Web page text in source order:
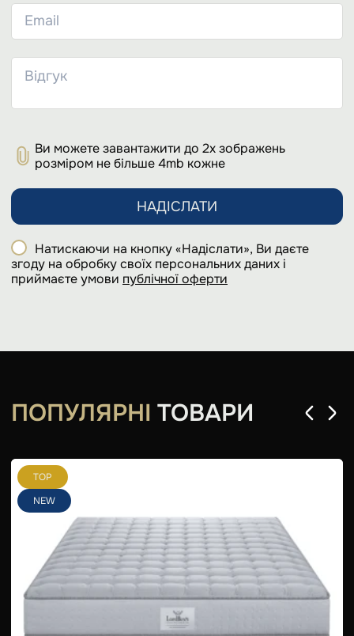
Ви можете завантажити до 2х зображень
розміром не більше 4mb кожне
НАДІСЛАТИ
Натискаючи на кнопку «Надіслати», Ви даєте
згоду на обробку своїх персональних даних і
приймаєте умови публічної оферти
ПОПУЛЯРНІ ТОВАРИ
TOP
NEW